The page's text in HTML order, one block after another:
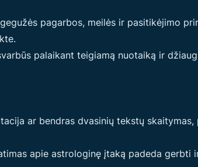
pagarbos, meilės ir pasitikėjimo
palaikant teigiamą nuotaiką ir
ar bendras dvasinių tekstų
apie astrologinę įtaką padeda gerbti